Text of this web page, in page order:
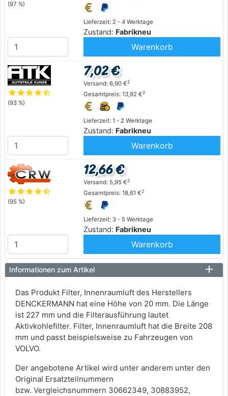
(97 %)
Lieferzeit: 2 - 4 Werktage
Zustand: Fabrikneu
Warenkorb
starstarstarstarstar_half
(93 %)
Lieferzeit: 1 - 2 Werktage
Zustand: Fabrikneu
7,02 €
Versand: 6,90 €2
Gesamtpreis: 13,92 €2
Warenkorb
starstarstarstarstar_half
(95 %)
Lieferzeit: 3 - 5 Werktage
Zustand: Fabrikneu
12,66 €
Versand: 5,95 €2
Gesamtpreis: 18,61 €2
Warenkorb
Informationen zum Artikel
Das Produkt Filter, Innenraumluft des Herstellers
DENCKERMANN hat eine Höhe von 20 mm. Die Länge
ist 227 mm und die Filterausführung lautet
Aktivkohlefilter. Filter, Innenraumluft hat die Breite 208
mm und passt beispielsweise zu Fahrzeugen von
VOLVO.
Der angebotene Artikel wird unter anderem unter den
Original Ersatzteilnummern
bzw. Vergleichsnummern 30662349, 30883952,